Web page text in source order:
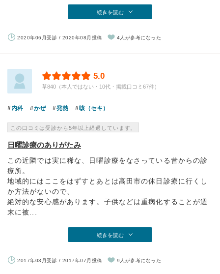
続きを読む
2020年06月受診 / 2020年08月投稿 4人が参考になった
5.0
草840（本人ではない・10代・掲載口コミ67件）
内科 かぜ 発熱 咳（セキ）
この口コミは受診から5年以上経過しています。
日曜診療のありがたみ
この近隣では実に稀な、日曜診療をなさっている昔からの診
療所。
地域的にはここをはずすとあとは高田市の休日診療に行くし
か方法がないので、
絶対的な安心感があります。子供などは重病化することが週
末に被...
続きを読む
2017年03月受診 / 2017年07月投稿 9人が参考になった